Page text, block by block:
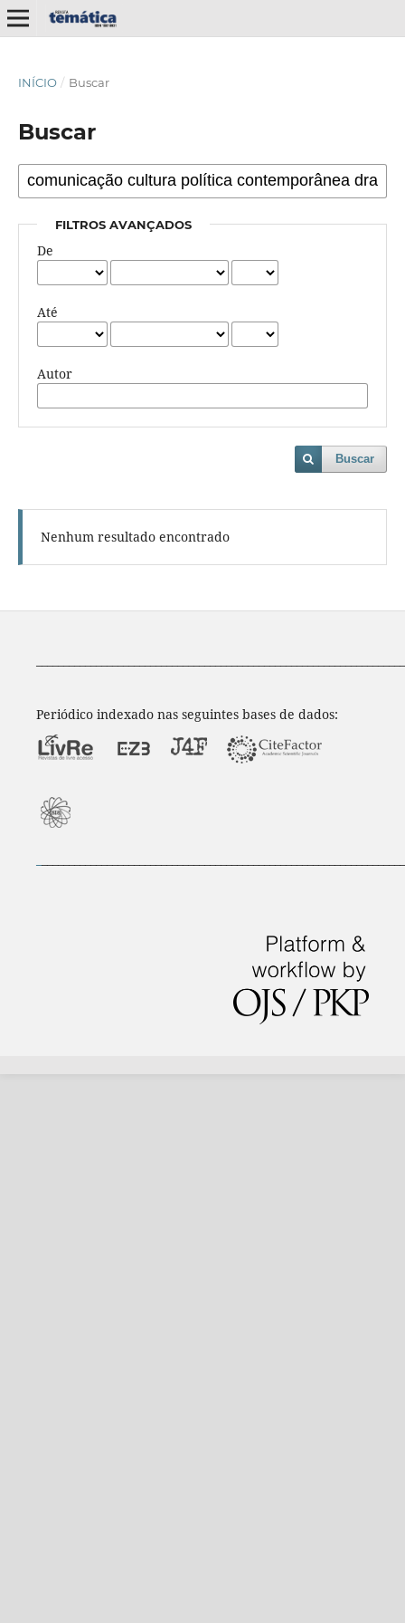
INÍCIO / Buscar
Buscar
FILTROS AVANÇADOS
De
Até
Autor
Buscar
Nenhum resultado encontrado
Periódico indexado nas seguintes bases de dados: